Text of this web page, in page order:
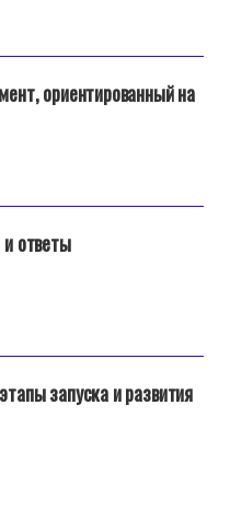
ориентированный на
ответы
запуска и развития